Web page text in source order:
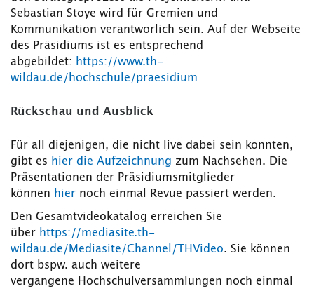
Sebastian Stoye wird für Gremien und
Kommunikation verantworlich sein. Auf der Webseite
des Präsidiums ist es entsprechend
abgebildet: https://www.th-
wildau.de/hochschule/praesidium
Rückschau und Ausblick
Für all diejenigen, die nicht live dabei sein konnten,
gibt es hier die Aufzeichnung zum Nachsehen. Die
Präsentationen der Präsidiumsmitglieder
können hier noch einmal Revue passiert werden.
Den Gesamtvideokatalog erreichen Sie
über https://mediasite.th-
wildau.de/Mediasite/Channel/THVideo. Sie können
dort bspw. auch weitere
vergangene Hochschulversammlungen noch einmal